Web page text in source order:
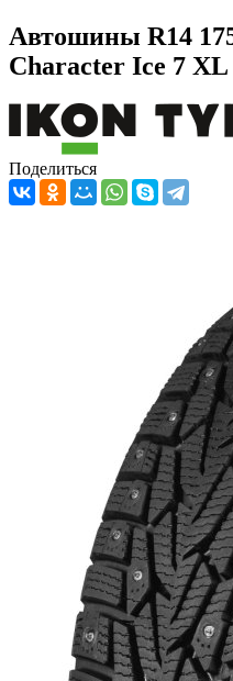
Автошины R14
Character Ice 7
Поделиться